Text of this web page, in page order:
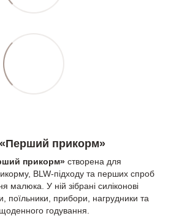
«Перший прикорм»
прикорм» створена для
BLW-підходу та перших спроб
малюка. У ній зібрані силіконові
поїльники, прибори, нагрудники та
годування.